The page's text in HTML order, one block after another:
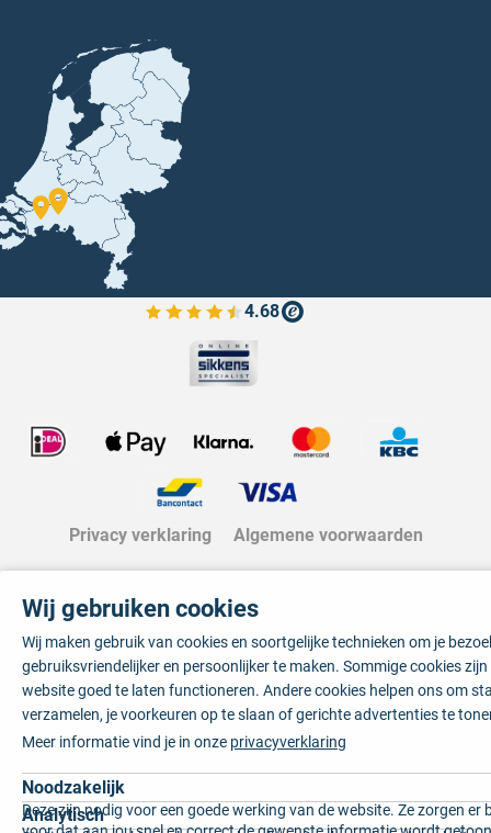
4.68
Bekijk de verfplaza beoordelingen
Privacy verklaring Algemene voorwaarden
Wij gebruiken cookies
Wij maken gebruik van cookies en soortgelijke technieken om je
gebruiksvriendelijker en persoonlijker te maken. Sommige cookies
website goed te laten functioneren. Andere cookies helpen ons om
verzamelen, je voorkeuren op te slaan of gerichte advertenties te
Meer informatie vind je in onze privacyverklaring
Noodzakelijk
Deze zijn nodig voor een goede werking van de website. Ze zorgen er
Analytisch